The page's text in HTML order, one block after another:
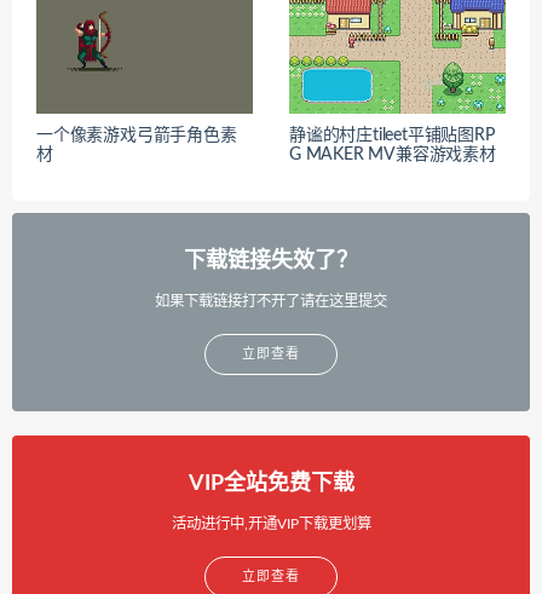
一个像素游戏弓箭手角色素
材
静谧的村庄tileet平铺贴图RP
G MAKER MV兼容游戏素材
下载链接失效了？
如果下载链接打不开了请在这里提交
立即查看
VIP全站免费下载
活动进行中,开通VIP下载更划算
立即查看